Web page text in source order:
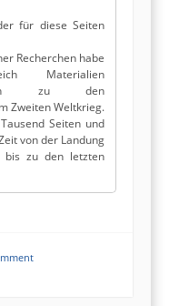
für diese Seiten
Recherchen habe
Materialien
zu den
Zweiten Weltkrieg.
Seiten und
von der Landung
zu den letzten